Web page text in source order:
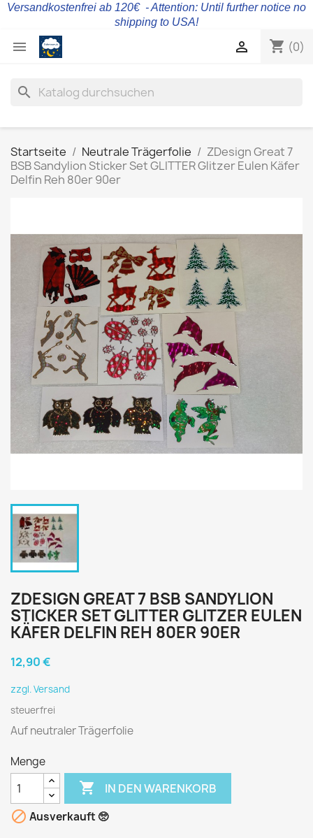
Versandkostenfrei ab 120€ - Attention: Until further notice no
shipping to USA!
 shopping_cart (0)

search
Startseite Neutrale Trägerfolie
ZDesign Great 7
BSB Sandylion Sticker Set GLITTER Glitzer Eulen Käfer
Delfin Reh 80er 90er
ZDESIGN GREAT 7 BSB SANDYLION
STICKER SET GLITTER GLITZER EULEN
KÄFER DELFIN REH 80ER 90ER
12,90 €
zzgl. Versand
steuerfrei
Auf neutraler Trägerfolie
Menge
 IN DEN WARENKORB
 Ausverkauft 🥺